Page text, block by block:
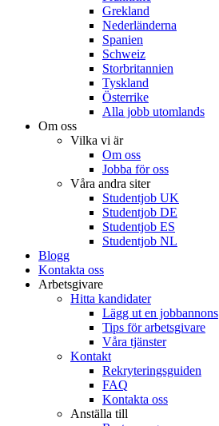
Grekland
Nederländerna
Spanien
Schweiz
Storbritannien
Tyskland
Österrike
Alla jobb utomlands
Om oss
Vilka vi är
Om oss
Jobba för oss
Våra andra siter
Studentjob UK
Studentjob DE
Studentjob ES
Studentjob NL
Blogg
Kontakta oss
Arbetsgivare
Hitta kandidater
Lägg ut en jobbannons
Tips för arbetsgivare
Våra tjänster
Kontakt
Rekryteringsguiden
FAQ
Kontakta oss
Anställa till